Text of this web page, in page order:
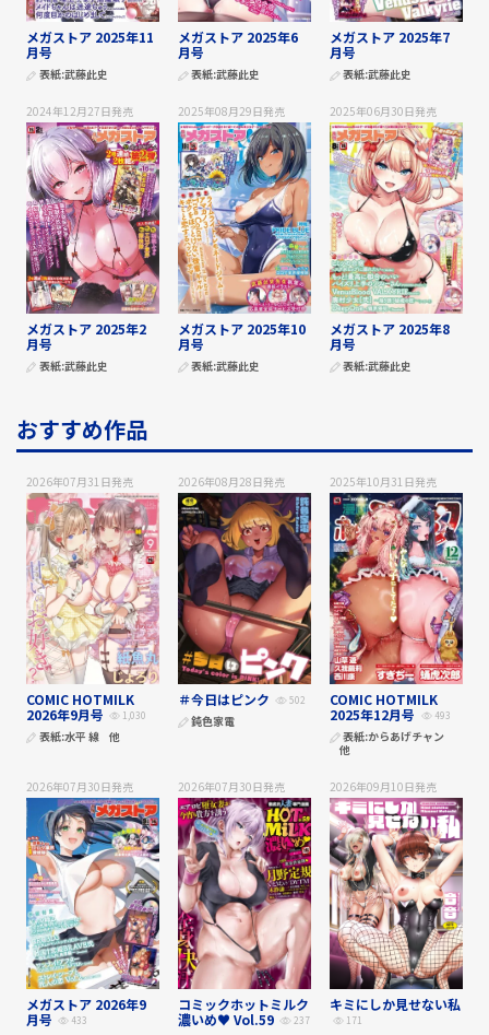
メガストア 2025年11
月号
表紙:武藤此史
メガストア 2025年6
月号
表紙:武藤此史
メガストア 2025年7
月号
表紙:武藤此史
2024年12月27日発売
メガストア 2025年2
月号
表紙:武藤此史
2025年08月29日発売
メガストア 2025年10
月号
表紙:武藤此史
2025年06月30日発売
メガストア 2025年8
月号
表紙:武藤此史
おすすめ作品
2026年07月31日発売
COMIC HOTMILK
2026年9月号
1,030
表紙:水平 線 他
2026年08月28日発売
＃今日はピンク 502
鈍色家電
2025年10月31日発売
COMIC HOTMILK
2025年12月号
493
表紙:からあげチャン
他
2026年07月30日発売
メガストア 2026年9
月号
433
2026年07月30日発売
コミックホットミルク
濃いめ♥ Vol.59
237
2026年09月10日発売
キミにしか見せない私
171